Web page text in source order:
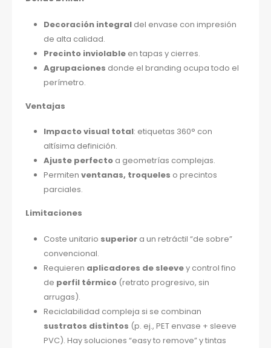
Decoración integraldel envase con impresión
de alta calidad.
Precinto inviolableen tapas y cierres.
Agrupaciones donde el branding ocupa todo el
perímetro.
Ventajas
Impacto visual total: etiquetas 360° con
altísima definición.
Ajuste perfectoa geometrías complejas.
Permiten ventanas, troqueles o precintos
parciales.
Limitaciones
Coste unitario superiora un retráctil “de sobre”
convencional.
Requieren aplicadores de sleevey control fino
de perfil térmico(retrato progresivo, sin
arrugas).
Reciclabilidad compleja si se combinan
sustratos distintos (p. ej., PET envase + sleeve
PVC). Hay soluciones “easy to remove” y tintas